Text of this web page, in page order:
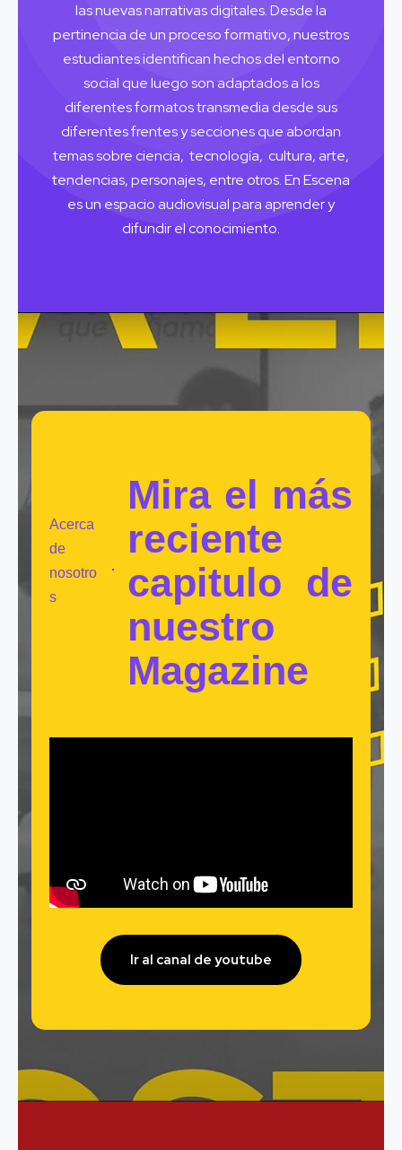
las nuevas narrativas digitales. Desde la
pertinencia de un proceso formativo, nuestros
estudiantes identifican hechos del entorno
social que luego son adaptados a los
diferentes formatos transmedia desde sus
diferentes frentes y secciones que abordan
temas sobre ciencia, tecnología, cultura, arte,
tendencias, personajes, entre otros. En Escena
es un espacio audiovisual para aprender y
difundir el conocimiento.
Acerca
de
nosotro
s
Mira el más
reciente
capitulo de
nuestro
Magazine
Ir al canal de youtube